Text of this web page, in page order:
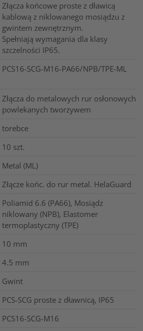
Złącza końcowe proste z dławicą
kablową z niklowanego mosiądzu z
gwintem zewnętrznym.
Spełniają wymagania dla klasy
szczelności IP65.
PCS16-SCG-M16-PA66/NPB/TPE-ML
Złącza do metalowych rur osłonowych
powlekanych tworzywem
torebce
10 szt.
Metal (ML)
Złącze końc. do rur metal. HelaGuard
Poliamid 6.6 (PA66), Mosiądz
niklowany (NPB), Elastomer
termoplastyczny (TPE)
10 mm
4.5 mm
Gwint
PCS-SCG proste z dławnicą, IP65
PCS16-SCG-M16